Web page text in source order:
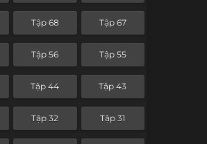
Tập 68 Tập 67
Tập 56 Tập 55
Tập 44 Tập 43
Tập 32 Tập 31